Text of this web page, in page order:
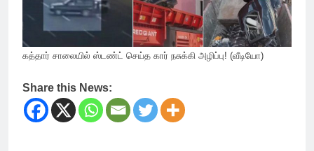
கத்தார் சாலையில் ஸ்டண்ட் செய்த கார் நசுக்கி அழிப்பு! (வீடியோ)
Share this News: